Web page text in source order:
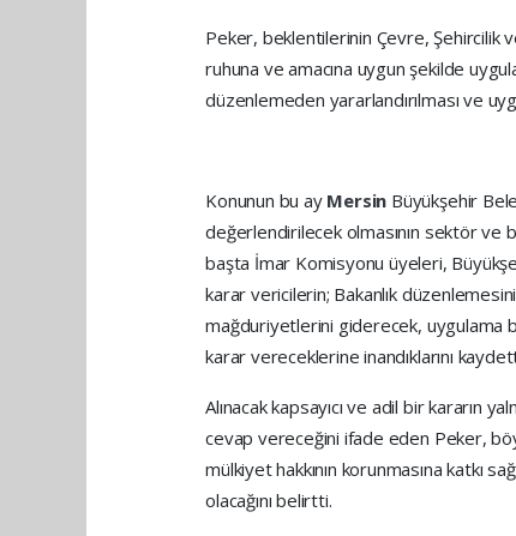
Peker, beklentilerinin Çevre, Şehircilik
ruhuna ve amacına uygun şekilde
düzenlemeden yararlandırılması ve
Konunun bu ay Mersin Büyükşehir
değerlendirilecek olmasının sektör ve
başta İmar Komisyonu üyeleri,
karar vericilerin; Bakanlık
mağduriyetlerini giderecek, uygulama
karar vereceklerine inandıklarını
Alınacak kapsayıcı ve adil bir kararın
cevap vereceğini ifade eden Peker,
mülkiyet hakkının korunmasına katkı
olacağını belirtti.